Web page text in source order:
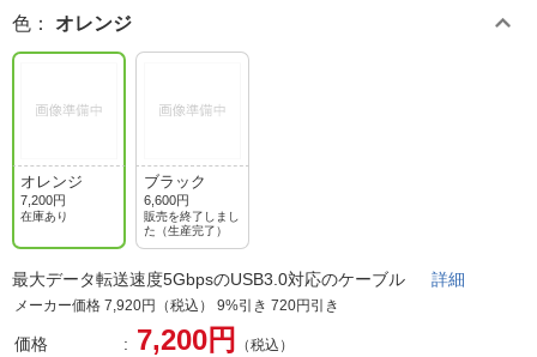
色 ： オレンジ
オレンジ
7,200円
在庫あり
ブラック
6,600円
販売を終了しまし
た（生産完了）
最大データ転送速度5GbpsのUSB3.0対応のケーブル 詳細
メーカー価格 7,920円（税込） 9%引き 720円引き
価格 7,200円 （税込）